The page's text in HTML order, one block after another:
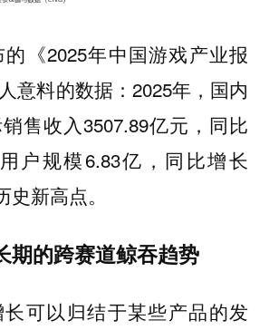
《2025年中国游戏产业报
意料的数据：2025年，国内
售收入3507.89亿元，同比
户规模6.83亿，同比增长
新高点。
期的跨赛道鲸吞趋势
可以归结于某些产品的发